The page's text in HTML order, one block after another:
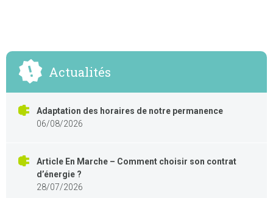
Actualités
Adaptation des horaires de notre permanence
06/08/2026
Article En Marche – Comment choisir son contrat
d’énergie ?
28/07/2026